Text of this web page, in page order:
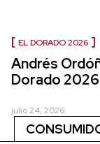
EL DORADO 2026
Andrés
Dorado 2026
julio 24, 2026